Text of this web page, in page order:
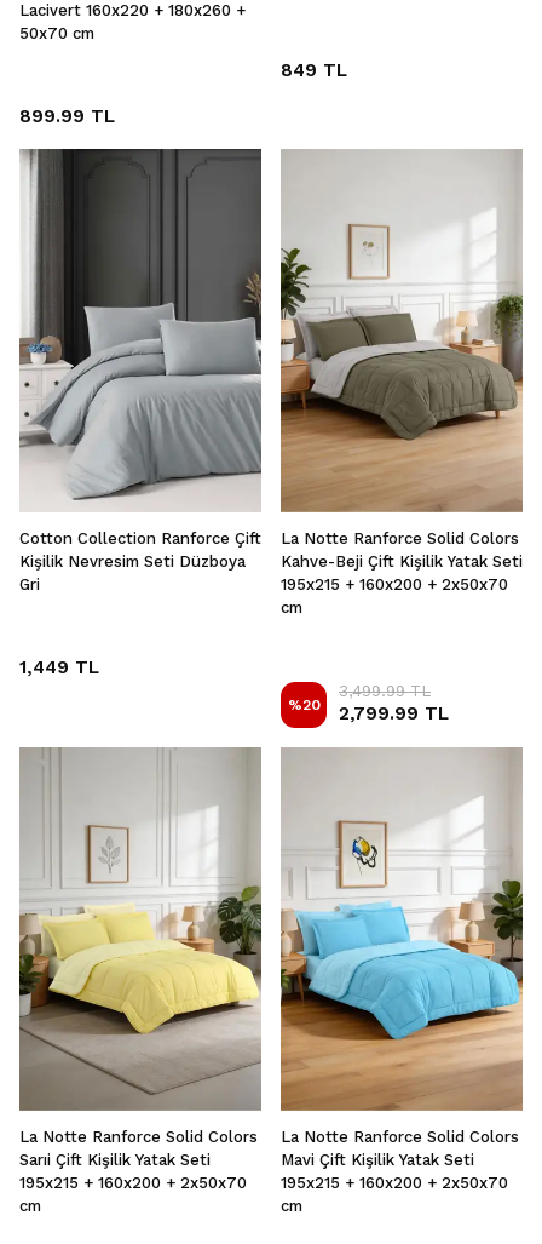
Lacivert 160x220 + 180x260 +
50x70 cm
899.99 TL
849 TL
Cotton Collection Ranforce Çift
Kişilik Nevresim Seti Düzboya
Gri
1,449 TL
La Notte Ranforce Solid Colors
Kahve-Beji Çift Kişilik Yatak Seti
195x215 + 160x200 + 2x50x70
cm
%20
3,499.99 TL
2,799.99 TL
La Notte Ranforce Solid Colors
Sarıi Çift Kişilik Yatak Seti
195x215 + 160x200 + 2x50x70
cm
La Notte Ranforce Solid Colors
Mavi Çift Kişilik Yatak Seti
195x215 + 160x200 + 2x50x70
cm